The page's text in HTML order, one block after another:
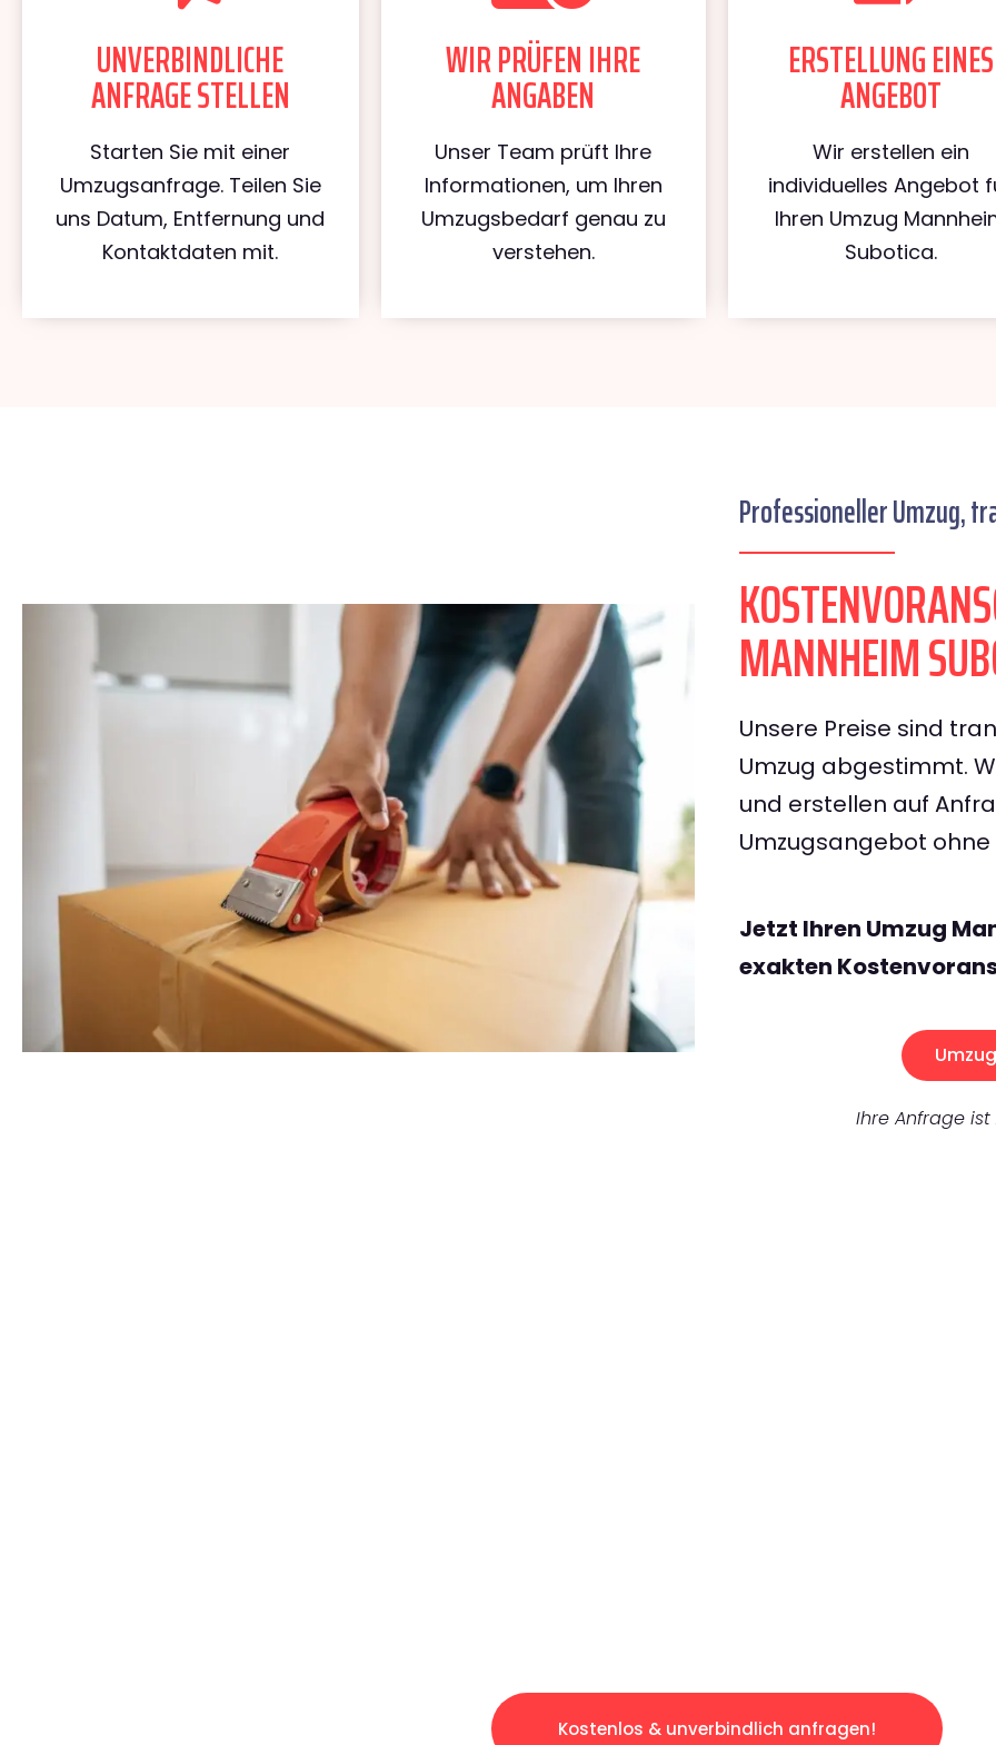
UNVERBINDLICHE
ANFRAGE STELLEN
Starten Sie mit einer
Umzugsanfrage. Teilen Sie
uns Datum, Entfernung und
Kontaktdaten mit.
WIR PRÜFEN IHRE
ANGABEN
Unser Team prüft Ihre
Informationen, um Ihren
Umzugsbedarf genau zu
verstehen.
ERSTELLUNG EINES
ANGEBOT
Wir erstellen ein
individuelles Angebot
Ihren Umzug
Subotica.
Professioneller Umzug,
MANNHEIM
Unsere Preise sind
Umzug abgestimmt.
und erstellen auf
Umzugsangebot
Jetzt Ihren Umzug
exakten
Ihre Anfrage ist
Kostenlos & unverbindlich anfragen!